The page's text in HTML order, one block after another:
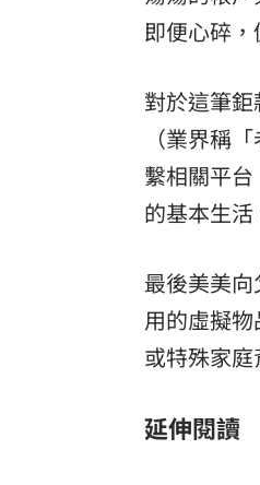
即便心碎
對於這筆
（業界稱
繫相關平
的基本生活
最後美美
用的虛擬
或特殊家
延伸閱讀